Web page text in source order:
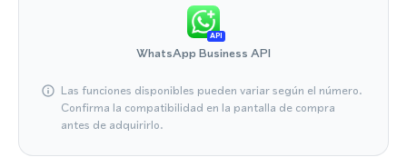
API
WhatsApp Business API
Las funciones disponibles pueden variar según el número.
Confirma la compatibilidad en la pantalla de compra
antes de adquirirlo.